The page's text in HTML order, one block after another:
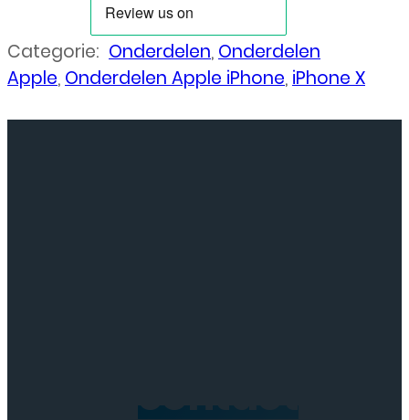
Categorie: Onderdelen, Onderdelen
Apple, Onderdelen Apple iPhone, iPhone X
contact